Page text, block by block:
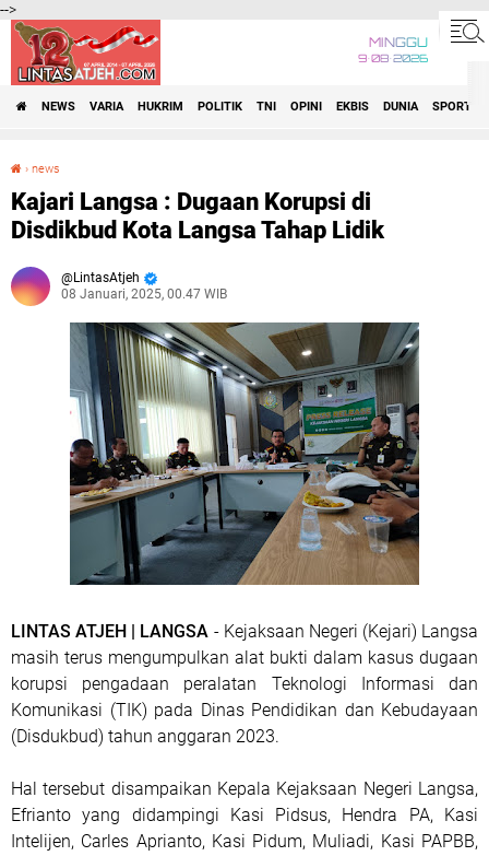
-->
MINGGU
9•08•2026
NEWS VARIA HUKRIM POLITIK TNI OPINI EKBIS DUNIA SPORT
› news
Kajari Langsa : Dugaan Korupsi di
Disdikbud Kota Langsa Tahap Lidik
LintasAtjeh
08 Januari, 2025, 00.47 WIB
LINTAS ATJEH | LANGSA - Kejaksaan Negeri (Kejari) Langsa
masih terus mengumpulkan alat bukti dalam kasus dugaan
korupsi pengadaan peralatan Teknologi Informasi dan
Komunikasi (TIK) pada Dinas Pendidikan dan Kebudayaan
(Disdukbud) tahun anggaran 2023.
Hal tersebut disampaikan Kepala Kejaksaan Negeri Langsa,
Efrianto yang didampingi Kasi Pidsus, Hendra PA, Kasi
Intelijen, Carles Aprianto, Kasi Pidum, Muliadi, Kasi PAPBB,